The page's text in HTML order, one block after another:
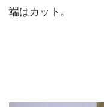
端はカット。